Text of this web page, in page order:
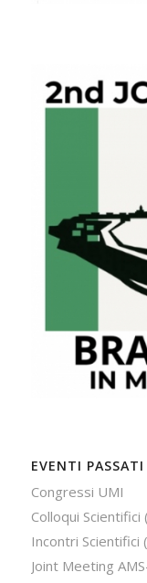
EVENTI PASSATI
Congressi UMI
Colloqui
Incontri Scientifici
Joint Meeting